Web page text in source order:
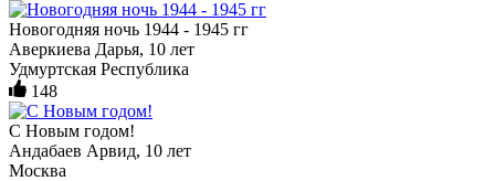
Новогодняя ночь 1944 - 1945 гг
Аверкиева Дарья, 10 лет
Удмуртская Республика
148
С Новым годом!
Андабаев Арвид, 10 лет
Москва